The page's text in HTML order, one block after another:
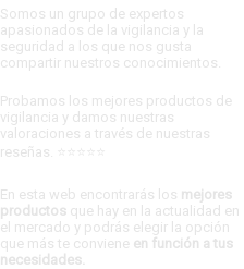
Somos un grupo de expertos
apasionados de la vigilancia y la
seguridad a los que nos gusta
compartir nuestros conocimientos.
Probamos los mejores productos de
vigilancia y damos nuestras
valoraciones a través de nuestras
reseñas. ⭐⭐⭐⭐⭐
En esta web encontrarás los mejores
productos que hay en la actualidad en
el mercado y podrás elegir la opción
que más te conviene en función a tus
necesidades.